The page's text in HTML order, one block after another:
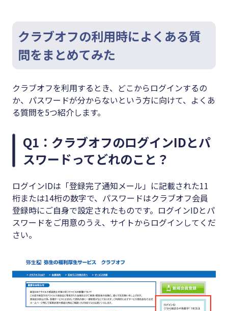
クラブオフの利用時によくある質
問をまとめてみた
クラブオフを利用するとき、どこからログインするの
か、パスワードが分からないという方に向けて、よくあ
る質問を5つ紹介します。
Q1：クラブオフのログインIDとパ
スワードってどれのこと？
ログインIDは「登録完了通知メール」に記載された11
桁または14桁の数字で、パスワードはクラブオフ会員
登録時にご自身で設定されたものです。ログインIDとパ
スワードをご用意のうえ、サイトからログインしてくだ
さい。